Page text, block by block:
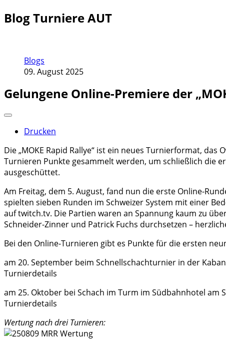
Blog Turniere AUT
Blogs
09. August 2025
Gelungene Online-Premiere der
Drucken
Die „MOKE Rapid Rallye“ ist ein neues Turnierformat,
Turnieren Punkte gesammelt werden, um schließlich die
ausgeschüttet.
Am Freitag, dem 5. August, fand nun die erste Online-
spielten sieben Runden im Schweizer System mit einer
auf twitch.tv. Die Partien waren an Spannung kaum zu
Schneider-Zinner und Patrick Fuchs durchsetzen –
Bei den Online-Turnieren gibt es Punkte für die ersten
am 20. September beim Schnellschachturnier in der
Turnierdetails
am 25. Oktober bei Schach im Turm im Südbahnhotel am
Turnierdetails
Wertung nach drei Turnieren: